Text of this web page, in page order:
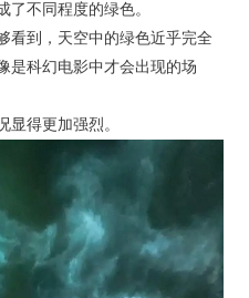
了不同程度的绿色。
看到，天空中的绿色近乎完全
是科幻电影中才会出现的场
显得更加强烈。